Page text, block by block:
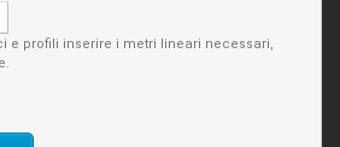
e profili inserire i metri lineari necessari,